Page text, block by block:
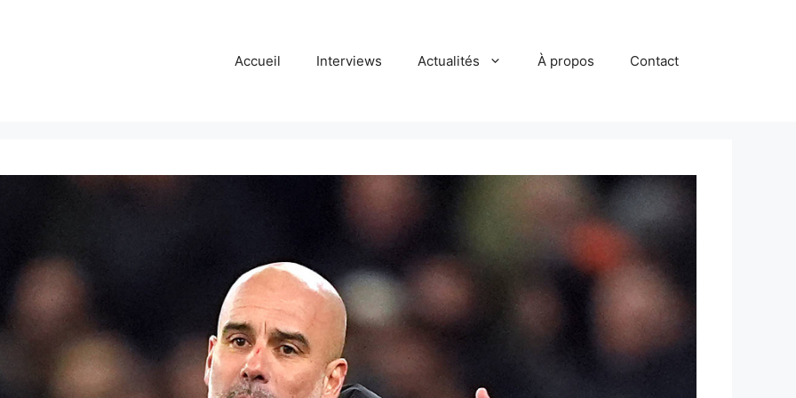
Accueil Interviews Actualités À propos Contact